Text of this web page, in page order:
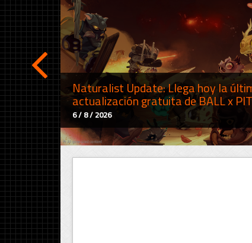
Naturalist Update: Llega hoy la
actualización gratuita de BALL x PIT
6 / 8 / 2026